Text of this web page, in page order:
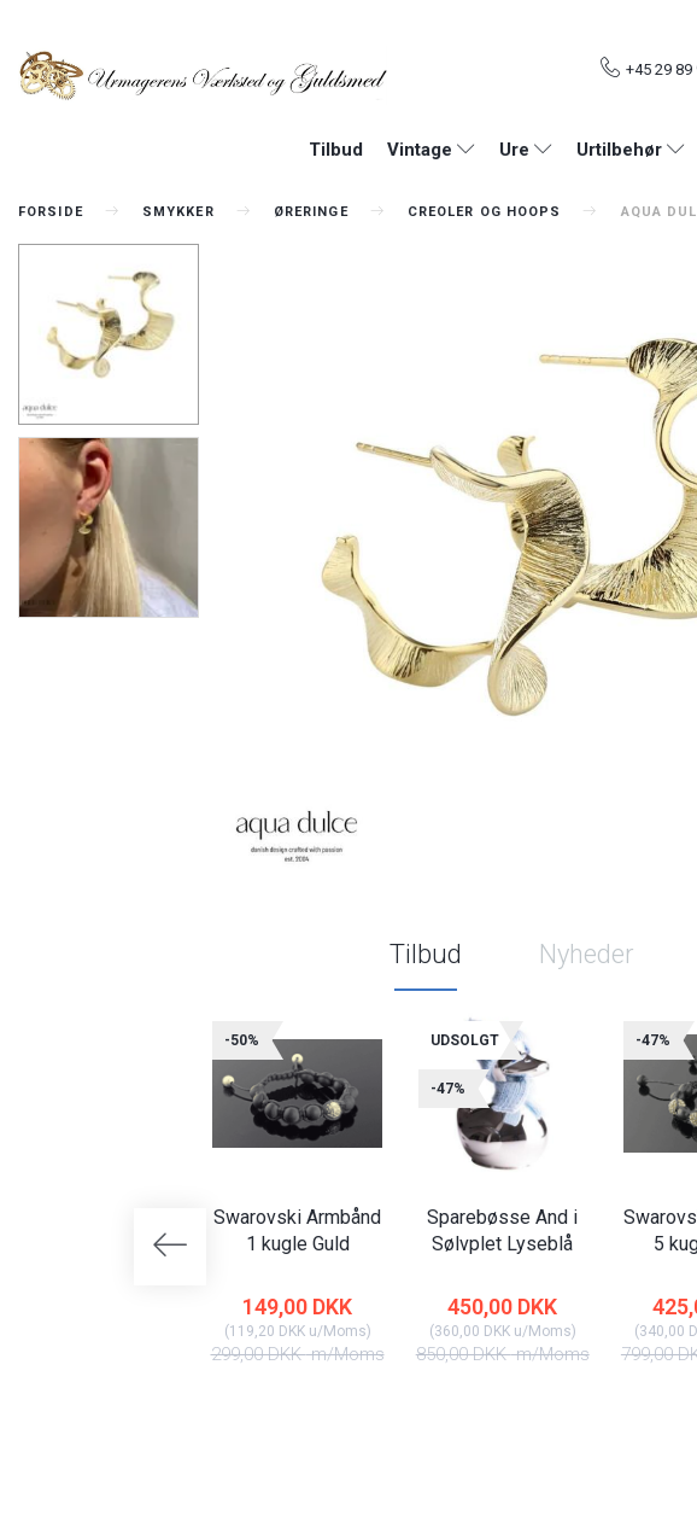
+45 29 89
Tilbud Vintage Ure Urtilbehør
FORSIDE SMYKKER ØRERINGE CREOLER OG HOOPS AQUA
Tilbud Nyheder
-50%
Swarovski Armbånd
1 kugle Guld
149,00 DKK
(119,20 DKKu/Moms)
299,00 DKKm/Moms
UDSOLGT
-47%
Sparebøsse And i
Sølvplet Lyseblå
450,00 DKK
(360,00 DKKu/Moms)
850,00 DKKm/Moms
-47%
5
(340,00
799,00